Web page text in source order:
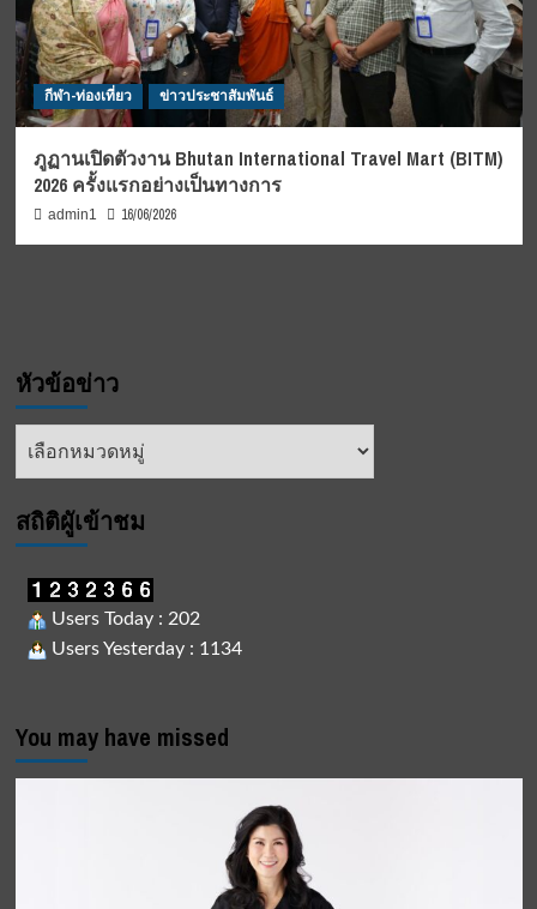
กีฬา-ท่องเที่ยว ข่าวประชาสัมพันธ์
ภูฏานเปิดตัวงาน Bhutan International Travel Mart (BITM)
2026 ครั้งแรกอย่างเป็นทางการ
admin1 16/06/2026
หัวข้อข่าว
หัวข้อ
สถิติผูัเข้าชม
Users Today : 202
Users Yesterday : 1134
You may have missed